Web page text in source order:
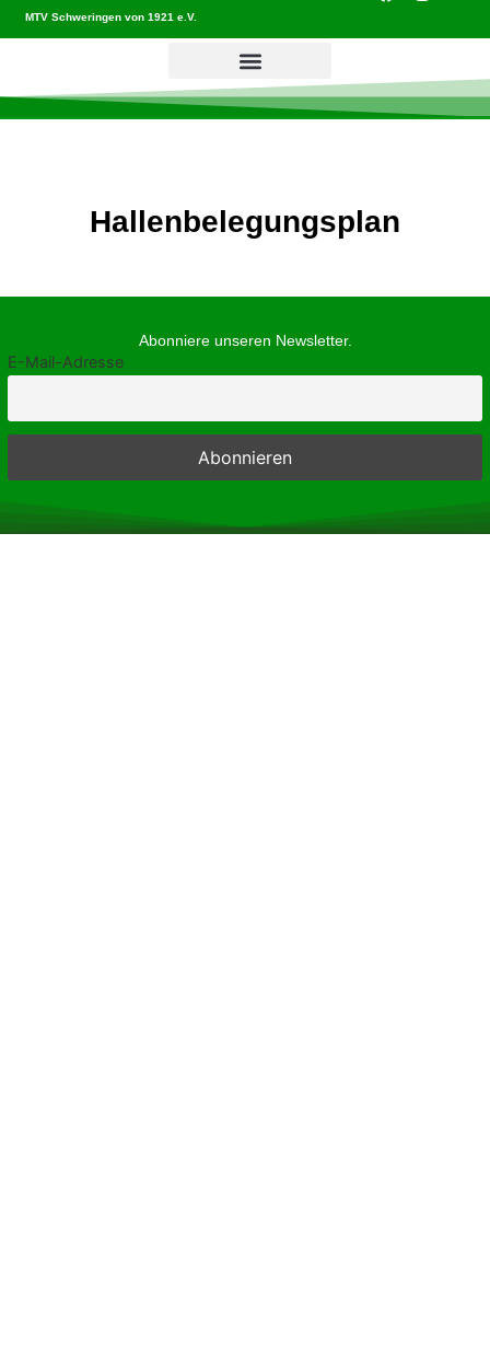
MTV Schweringen von 1921 e.V.
Hallenbelegungsplan
Abonniere unseren Newsletter.
E-Mail-Adresse